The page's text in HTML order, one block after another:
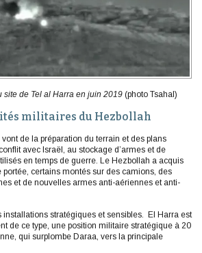
site de Tel al Harra en juin 2019 (photo Tsahal)
militaires du Hezbollah
de la préparation du terrain et des plans
avec Israël, au stockage d’armes et de
en temps de guerre. Le Hezbollah a acquis
certains montés sur des camions, des
et de nouvelles armes anti-aériennes et anti-
installations stratégiques et sensibles. El Harra est
de ce type, une position militaire stratégique à 20
qui surplombe Daraa, vers la principale